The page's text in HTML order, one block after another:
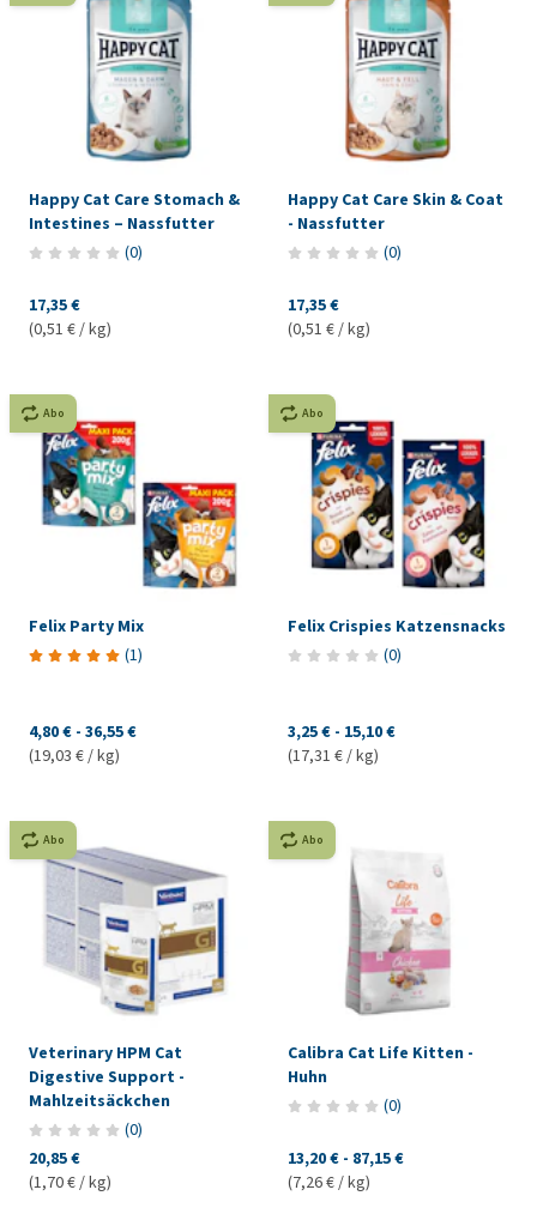
Happy Cat Care Stomach &
Intestines – Nassfutter
(0)
17,35 €
(0,51 € / kg)
Happy Cat Care Skin & Coat
- Nassfutter
(0)
17,35 €
(0,51 € / kg)
Abo
Felix Party Mix
(1)
4,80 € - 36,55 €
(19,03 € / kg)
Abo
Felix Crispies Katzensnacks
(0)
3,25 € - 15,10 €
(17,31 € / kg)
Abo
Veterinary HPM Cat
Digestive Support -
Mahlzeitsäckchen
(0)
20,85 €
(1,70 € / kg)
Abo
Calibra Cat Life Kitten -
Huhn
(0)
13,20 € - 87,15 €
(7,26 € / kg)